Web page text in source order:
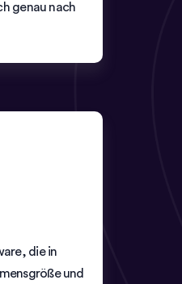
genau nach
die in
und